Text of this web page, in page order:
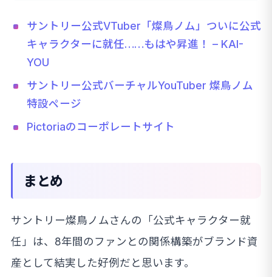
サントリー公式VTuber「燦鳥ノム」ついに公式
キャラクターに就任……もはや昇進！ – KAI-
YOU
サントリー公式バーチャルYouTuber 燦鳥ノム
特設ページ
Pictoriaのコーポレートサイト
まとめ
サントリー燦鳥ノムさんの「公式キャラクター就
任」は、8年間のファンとの関係構築がブランド資
産として結実した好例だと思います。